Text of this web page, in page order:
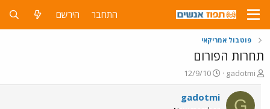
התחבר הירשם
פוטבול אמריקאי
תחרות הפורום
פ
ו
ת
ח
gadotmi
פ
ו
ר
ס
12/9/10
G
gadotmi